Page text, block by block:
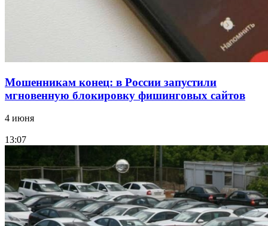
Мошенникам конец: в России запустили
мгновенную блокировку фишинговых сайтов
4 июня
13:07